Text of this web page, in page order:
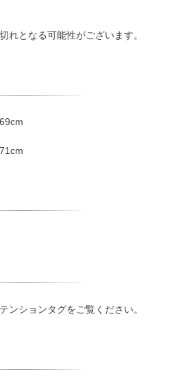
れとなる可能性がございます。
ンションタグをご覧ください。